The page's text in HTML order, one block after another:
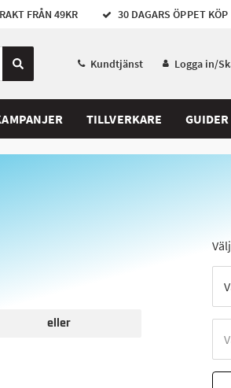
FRÅN 49KR 30 DAGARS ÖPPET KÖP
Kundtjänst Logga in/
TILLVERKARE GUIDER
eller